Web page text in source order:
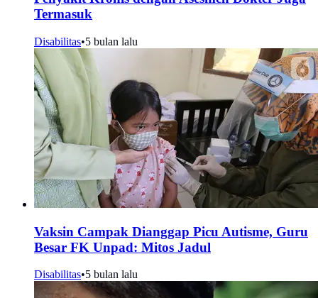
Termasuk
Disabilitas•5 bulan lalu
Vaksin Campak Dianggap Picu Autisme, Guru
Besar FK Unpad: Mitos Jadul
Disabilitas•5 bulan lalu